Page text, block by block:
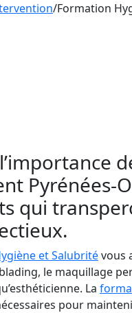
/Formation
Pyrénées-
qui
et Salubritévous
le maquillage
La
pour